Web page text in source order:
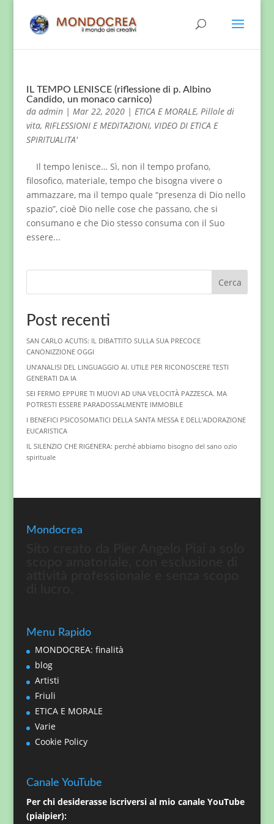
IL TEMPO LENISCE (riflessione di p. Albino
Candido, un monaco carnico)
da admin| Mar 22, 2020| ETICA E MORALE, Pillole di
vita, RIFLESSIONI E MEDITAZIONI, VIDEO DI ETICA E
SPIRITUALITA'
Il tempo lenisce… Sì, non il tempo profano,
filosofico, materiale, tempo che bisogna vivere o
ammazzare, ma il tempo quale “presenza di Dio nello
spazio”, cioè Dio nelle cose che passano, che si
consumano e che Dio stesso consuma con il Suo
essere...
Cerca
Post recenti
SAN CARLO ACUTIS: IL DIBATTITO SULLA SUA PRECOCE
CANONIZZIONE OGGI
UN’ANALISI DEL LINGUAGGIO AI. UTILE PER RICONOSCERE TESTI
GENERATI DA IA
SEI FERMO EPPURE TI MUOVI AD UNA VELOCITÀ PAZZESCA. MA
POTRESTI ESSERE PARADOSSALMENTE IMMOBILE
I BENEFICI PSICOSOMATICI DELLA SANTA MESSA E DELL’ADORAZIONE
EUCARISTICA
IL SILENZIO CHE RIGENERA: perché abbiamo bisogno del sano ozio
spirituale
Mondocrea
Menu Rapido
MONDOCREA: finalità
blog
Artisti
Friuli
ETICA E MORALE
Varie
Cookie Policy
Canale YouTube
Per chi desiderasse iscriversi al mio canale YouTube
(piaipier):